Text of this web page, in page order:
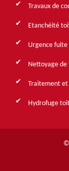
Travaux de
Etanchéité
Urgence
Nettoyage
Traitement et
Hydrofuge
©